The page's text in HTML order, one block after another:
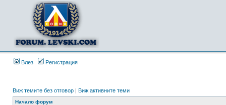
Влез Регистрация
Виж темите без отговор | Виж активните теми
Начало форум